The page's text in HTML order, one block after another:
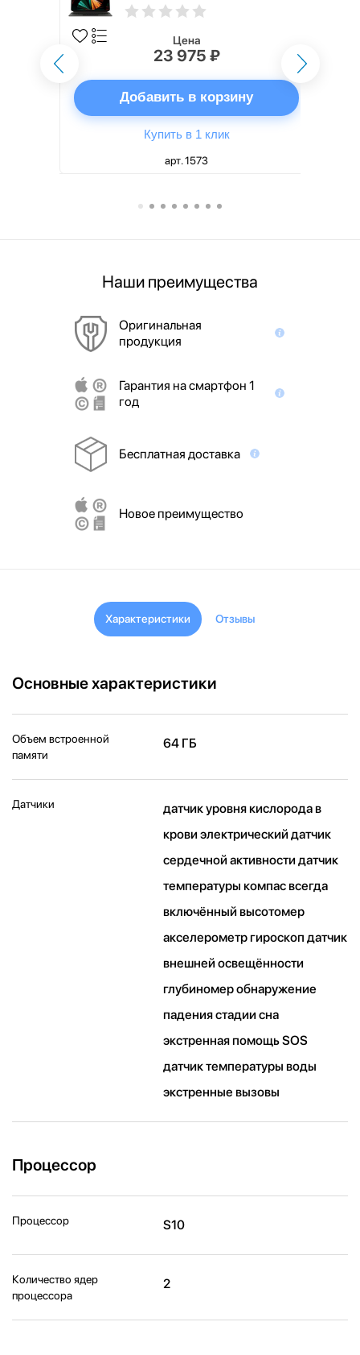
5th generation) русская,
Цена
23 975 ₽
Добавить в корзину
Купить в 1 клик
арт. 1573
Наши преимущества
Оригинальная
продукция
Гарантия на смартфон 1
год
Бесплатная доставка
Новое преимущество
Характеристики Отзывы
Основные характеристики
Объем встроенной
памяти
64 ГБ
Датчики
датчик уровня кислорода в
крови электрический датчик
сердечной активности датчик
температуры компас всегда
включённый высотомер
акселерометр гироскоп датчик
внешней освещённости
глубиномер обнаружение
падения стадии сна
экстренная помощь SOS
датчик температуры воды
экстренные вызовы
Процессор
Процессор S10
Количество ядер
процессора
2